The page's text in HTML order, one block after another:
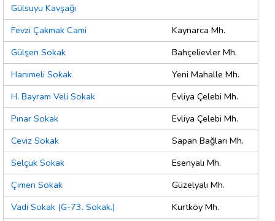
Gülsuyu Kavşağı
Fevzi Çakmak Cami
Kaynarca Mh.
Gülşen Sokak
Bahçelievler Mh.
Hanımeli Sokak
Yeni Mahalle Mh.
H. Bayram Veli Sokak
Evliya Çelebi Mh.
Pınar Sokak
Evliya Çelebi Mh.
Ceviz Sokak
Sapan Bağları Mh.
Selçuk Sokak
Esenyalı Mh.
Çimen Sokak
Güzelyalı Mh.
Vadi Sokak (G-73. Sokak.)
Kurtköy Mh.